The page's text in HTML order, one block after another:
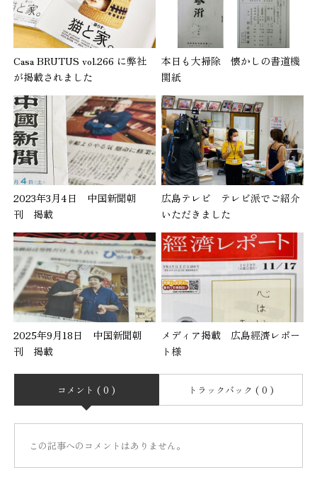
Casa BRUTUS vol.266 に弊社
が掲載されました
本日も大掃除 懐かしの書道機
関紙
2023年3月4日 中国新聞朝
刊 掲載
広島テレビ テレビ派でご紹介
いただきました
2025年9月18日 中国新聞朝
刊 掲載
メディア掲載 広島經濟レポー
ト様
コメント ( 0 ) トラックバック ( 0 )
この記事へのコメントはありません。